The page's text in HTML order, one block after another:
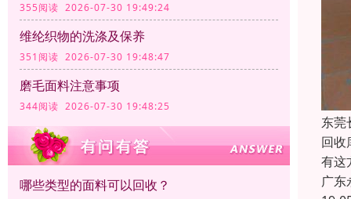
355阅读 2026-07-30 19:49:24
维纶织物的洗涤及保养
351阅读 2026-07-30 19:48:47
磨毛面料注意事项
344阅读 2026-07-30 19:48:25
哪些类型的面料可以回收？
东莞
回收
有这
广东